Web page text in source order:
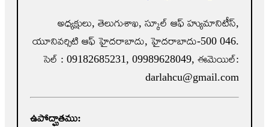
అధ్యక్షులు, తెలుగుశాఖ, స్కూల్ ఆఫ్ హ్యుమానిటీస్,
యూనివర్సిటి ఆఫ్ హైదరాబాదు, హైదరాబాదు-500 046.
సెల్ : 09182685231, 09989628049, ఈమెయిల్:
darlahcu@gmail.com
ఉపోద్ఘాతము: